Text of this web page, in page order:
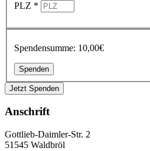
PLZ *
Spendensumme: 10,00€
Jetzt Spenden
Anschrift
Gottlieb-Daimler-Str. 2
51545 Waldbröl